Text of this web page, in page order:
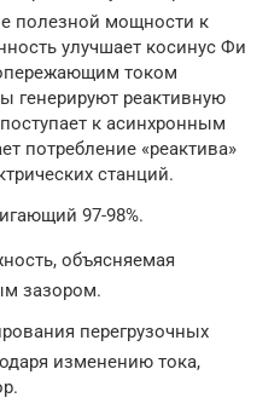
полезной мощности к
улучшает косинус Фи
током
генерируют реактивную
к асинхронным
потребление «реактива»
станций.
97-98%.
объясняемая
зазором.
перегрузочных
изменению тока,